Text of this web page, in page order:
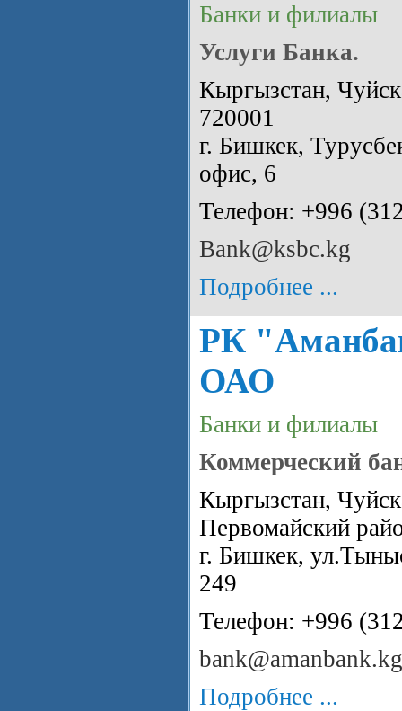
Банки и филиалы
Услуги Банка.
Кыргызстан,
720001
г. Бишкек,
офис, 6
Телефон: +996
Bank@ksbc.kg
Подробнее ...
РК
ОАО
Банки и филиалы
Коммерческий
Кыргызстан,
Первомайский
г. Бишкек,
249
Телефон: +996
bank@amanbank.kg
Подробнее ...